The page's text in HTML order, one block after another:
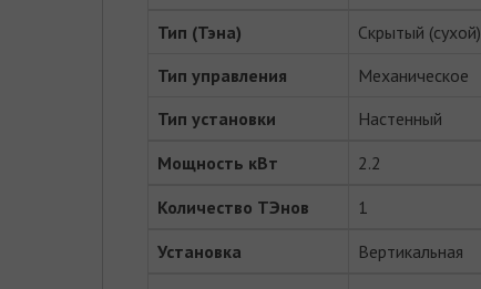
Тип (Тэна)
Скрытый (сухой)
Тип управления
Механическое
Тип установки
Настенный
Мощность кВт
2.2
Количество ТЭнов
1
Установка
Вертикальная